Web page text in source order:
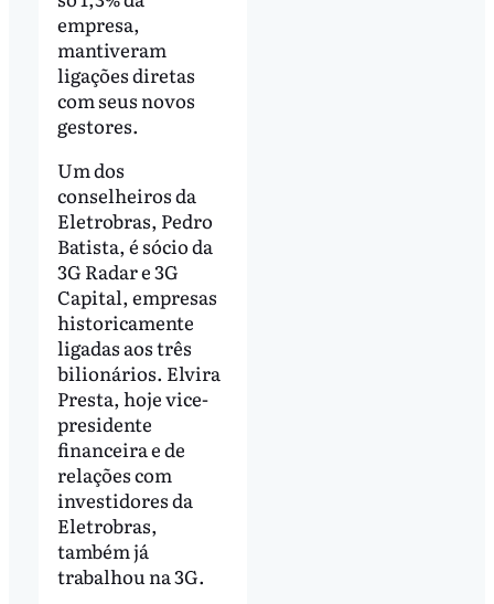
empresa,
mantiveram
ligações diretas
com seus novos
gestores.
Um dos
conselheiros da
Eletrobras, Pedro
Batista, é sócio da
3G Radar e 3G
Capital, empresas
historicamente
ligadas aos três
bilionários. Elvira
Presta, hoje vice-
presidente
financeira e de
relações com
investidores da
Eletrobras,
também já
trabalhou na 3G.